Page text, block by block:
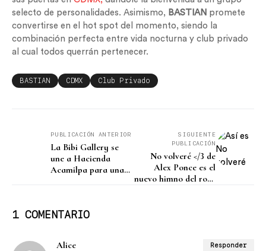
selecto de personalidades. Asimismo, BASTIAN promete
convertirse en el hot spot del momento, siendo la
combinación perfecta entre vida nocturna y club privado
al cual todos querrán pertenecer.
BASTIAN CDMX Club Privado
PUBLICACIÓN ANTERIOR
La Bibi Gallery se
une a Hacienda
Acamilpa para una
SIGUIENTE
PUBLICACIÓN
No volveré </3 de
Alex Ponce es el
nuevo himno del rock
1 COMENTARIO
Alice Responder